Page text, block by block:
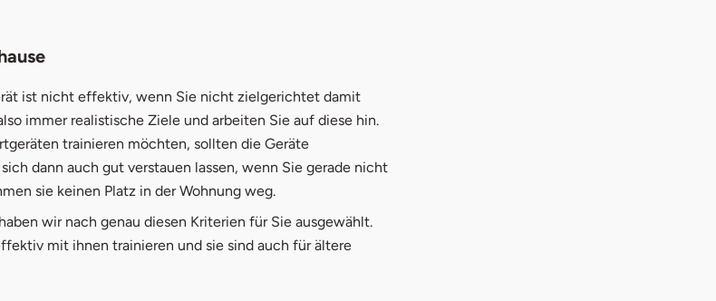
ist nicht effektiv, wenn Sie nicht zielgerichtet damit
immer realistische Ziele und arbeiten Sie auf diese hin.
trainieren möchten, sollten die Geräte
dann auch gut verstauen lassen, wenn Sie gerade nicht
sie keinen Platz in der Wohnung weg.
wir nach genau diesen Kriterien für Sie ausgewählt.
mit ihnen trainieren und sie sind auch für ältere